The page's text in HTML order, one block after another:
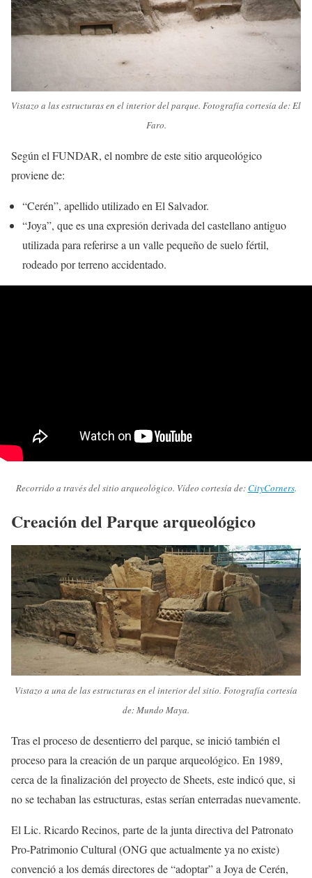
Vistazo a las estructuras en el interior del parque. Fotografía cortesía de: El
Faro.
Según el FUNDAR, el nombre de este sitio arqueológico
proviene de:
“Cerén”, apellido utilizado en El Salvador.
“Joya”, que es una expresión derivada del castellano antiguo
utilizada para referirse a un valle pequeño de suelo fértil,
rodeado por terreno accidentado.
Recorrido a través del sitio arqueológico. Vídeo cortesía de:CityCorners.
Creación del Parque arqueológico
Vistazo a una de las estructuras en el interior del sitio. Fotografía cortesía
de: Mundo Maya.
Tras el proceso de desentierro del parque, se inició también el
proceso para la creación de un parque arqueológico. En 1989,
cerca de la finalización del proyecto de Sheets, este indicó que, si
no se techaban las estructuras, estas serían enterradas nuevamente.
El Lic. Ricardo Recinos, parte de la junta directiva del Patronato
Pro-Patrimonio Cultural (ONG que actualmente ya no existe)
convenció a los demás directores de “adoptar” a Joya de Cerén,